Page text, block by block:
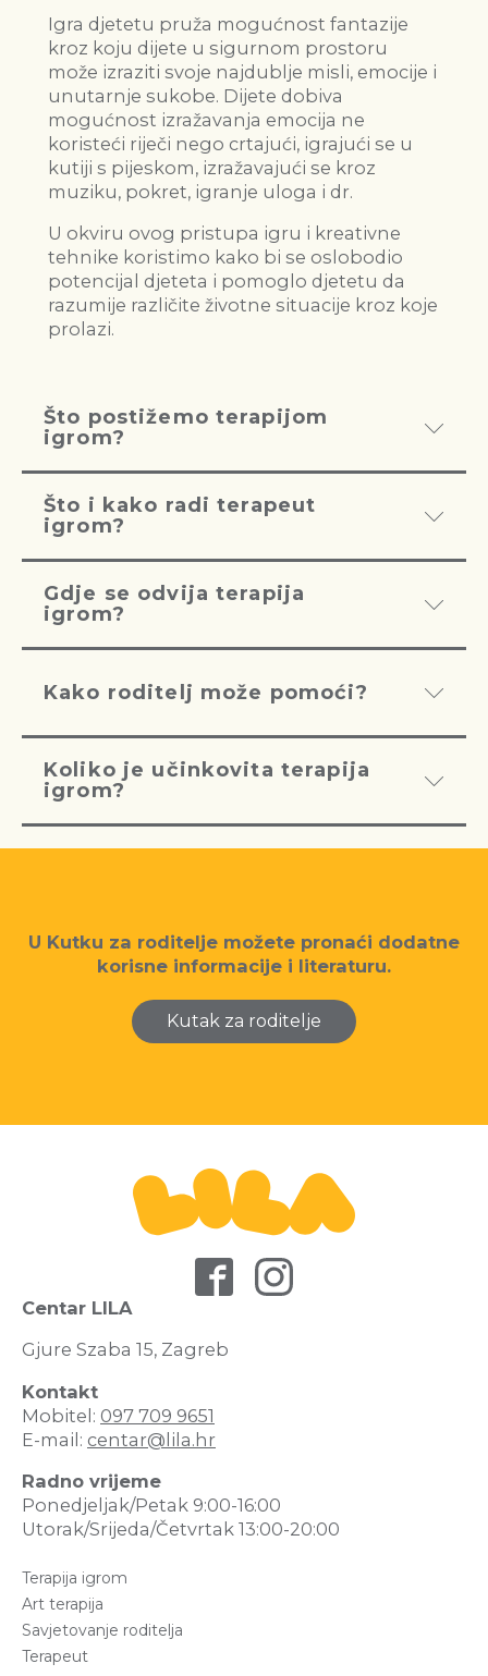
Igra djetetu pruža mogućnost fantazije
kroz koju dijete u sigurnom prostoru
može izraziti svoje najdublje misli, emocije i
unutarnje sukobe. Dijete dobiva
mogućnost izražavanja emocija ne
koristeći riječi nego crtajući, igrajući se u
kutiji s pijeskom, izražavajući se kroz
muziku, pokret, igranje uloga i dr.
U okviru ovog pristupa igru i kreativne
tehnike koristimo kako bi se oslobodio
potencijal djeteta i pomoglo djetetu da
razumije različite životne situacije kroz koje
prolazi.
Što postižemo terapijom
igrom?
Što i kako radi terapeut
igrom?
Gdje se odvija terapija
igrom?
Kako roditelj može pomoći?
Koliko je učinkovita terapija
igrom?
U Kutku za roditelje možete pronaći dodatne
korisne informacije i literaturu.
Kutak za roditelje
Centar LILA
Gjure Szaba 15, Zagreb
Kontakt
Mobitel: 097 709 9651
E-mail: centar@lila.hr
Radno vrijeme
Ponedjeljak/Petak 9:00-16:00
Utorak/Srijeda/Četvrtak 13:00-20:00
Terapija igrom
Art terapija
Savjetovanje roditelja
Terapeut